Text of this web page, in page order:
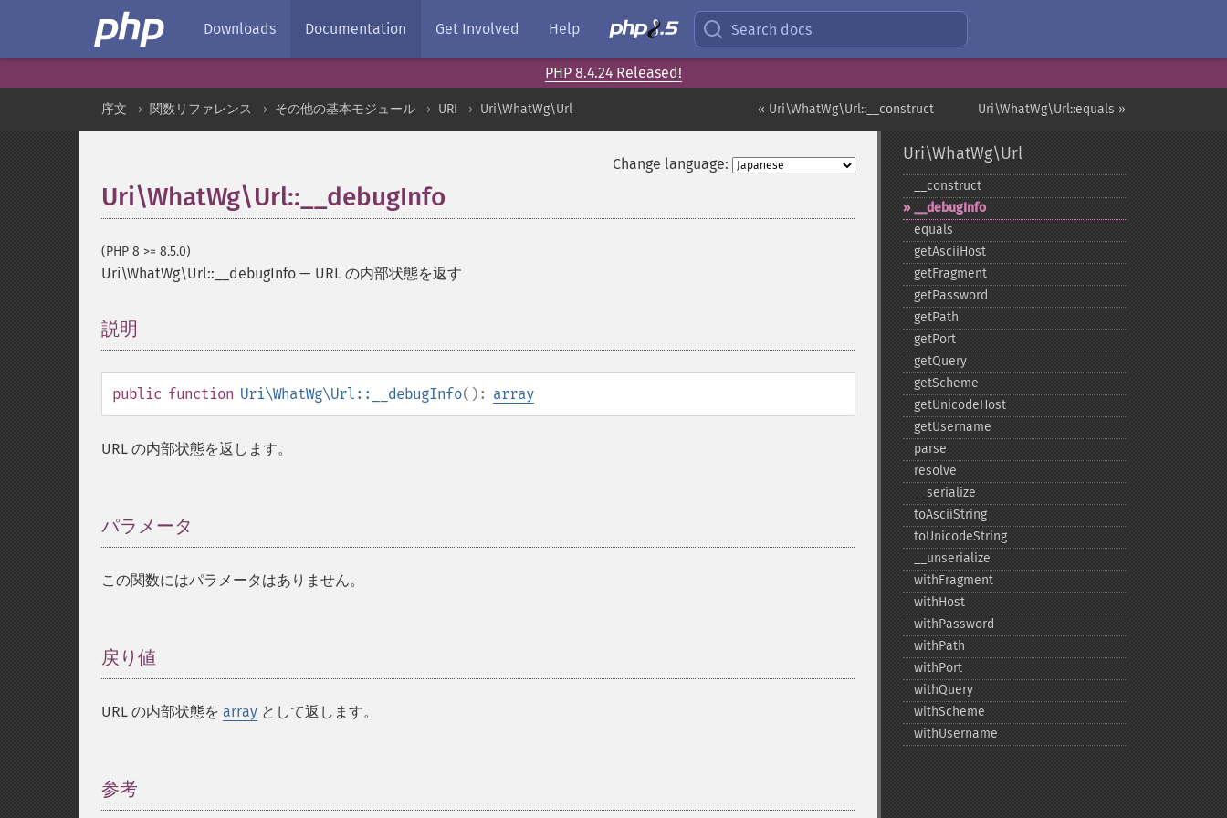
Downloads Documentation Get Involved Help Search docs
PHP 8.4.24 Released!
Uri\WhatWg\Url::equals »
« Uri\WhatWg\Url::__construct
序文 関数リファレンス その他の基本モジュール URI Uri\WhatWg\Url
Change language:
Uri\WhatWg\Url::__debugInfo
(PHP 8 >= 8.5.0)
Uri\WhatWg\Url::__debugInfo — URL の内部状態を返す
説明
public function Uri\WhatWg\Url::__debugInfo(): array
URL の内部状態を返します。
パラメータ
この関数にはパラメータはありません。
戻り値
URL の内部状態を array として返します。
参考
Uri\WhatWg\Url
_​_​construct
_​_​debugInfo
equals
getAsciiHost
getFragment
getPassword
getPath
getPort
getQuery
getScheme
getUnicodeHost
getUsername
parse
resolve
_​_​serialize
toAsciiString
toUnicodeString
_​_​unserialize
withFragment
withHost
withPassword
withPath
withPort
withQuery
withScheme
withUsername